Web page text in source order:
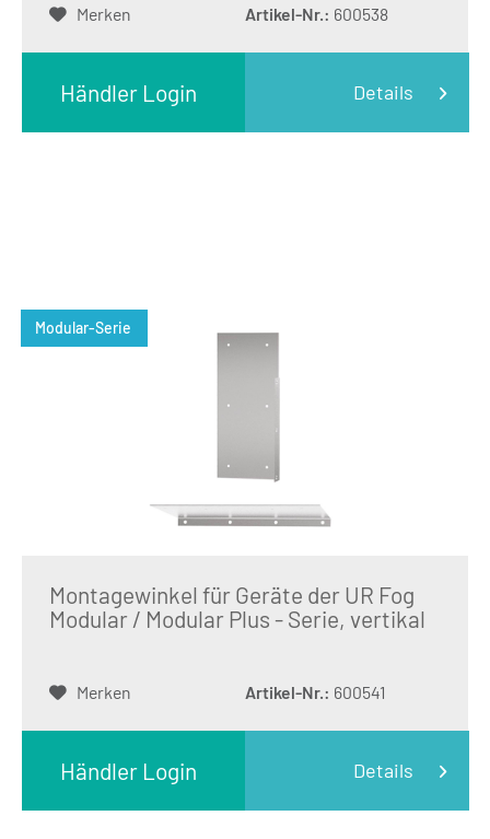
Händler Login Details
Merken Artikel-Nr.: 600538
Modular-Serie
Montagewinkel für Geräte der UR Fog
Modular / Modular Plus - Serie, vertikal
Händler Login Details
Merken Artikel-Nr.: 600541